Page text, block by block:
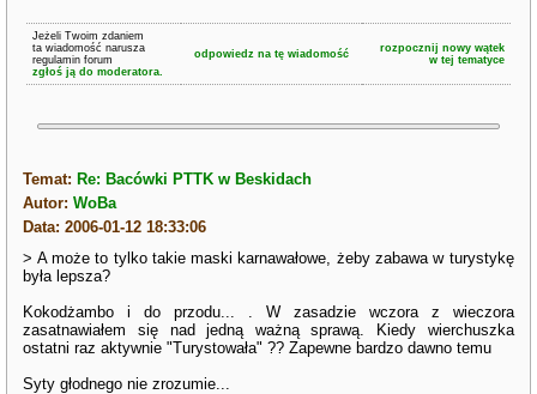
Jeżeli Twoim zdaniem
ta wiadomość narusza
regulamin forum
zgłoś ją do moderatora.
odpowiedz na tę wiadomość
rozpocznij nowy wątek
w tej tematyce
Temat: Re: Bacówki PTTK w Beskidach
Autor:WoBa
Data: 2006-01-12 18:33:06
> A może to tylko takie maski karnawałowe, żeby zabawa w turystykę
była lepsza?
Kokodżambo i do przodu... . W zasadzie wczora z wieczora
zasatnawiałem się nad jedną ważną sprawą. Kiedy wierchuszka
ostatni raz aktywnie "Turystowała" ?? Zapewne bardzo dawno temu
Syty głodnego nie zrozumie...